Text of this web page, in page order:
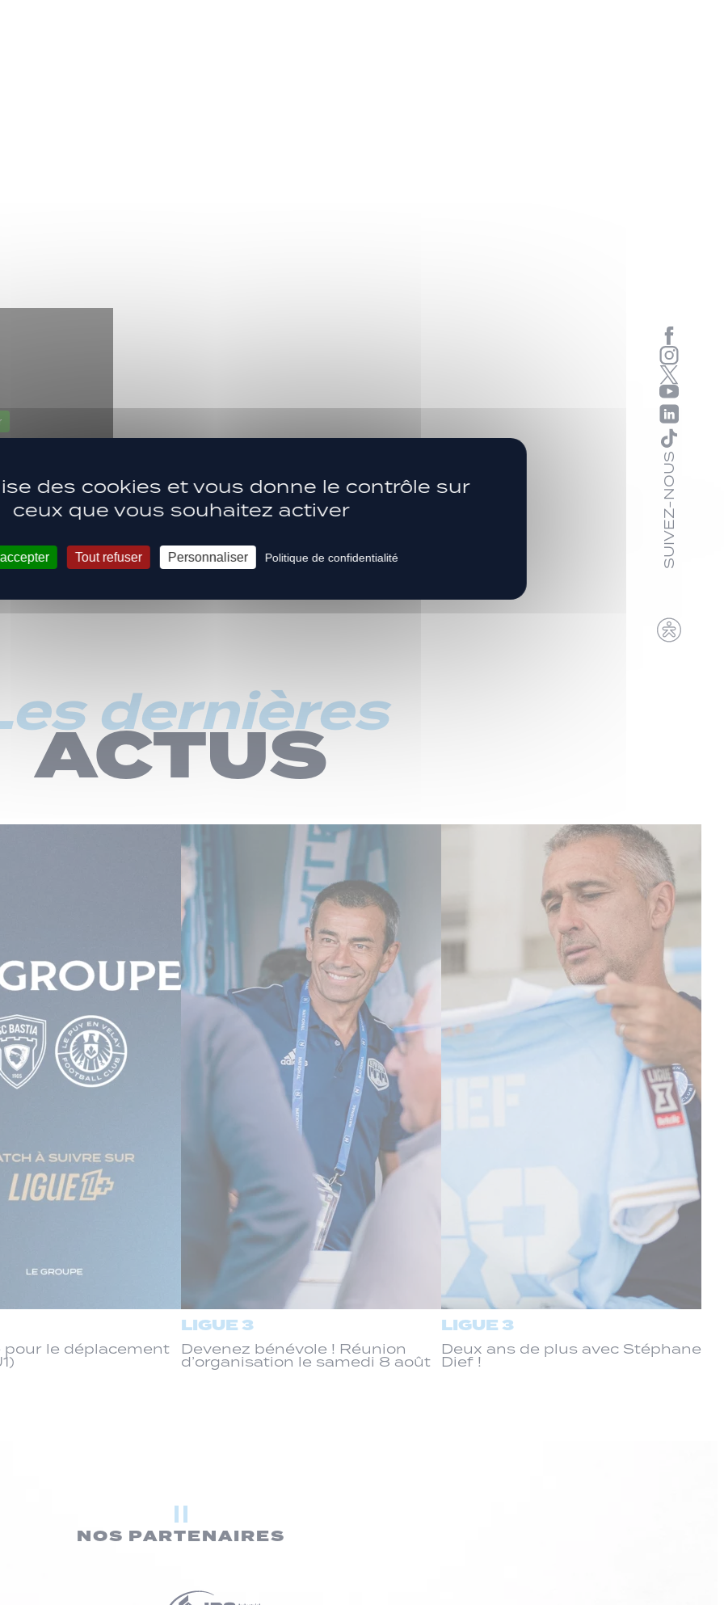
dernières
ACTUS
pour le déplacement
LIGUE 3
Devenez bénévole ! Réunion
d’organisation le samedi 8 août
LIGUE 3
Deux ans de plus avec Stéphane
Dief !
NOS PARTENAIRES
SUIVEZ-NOUS
des cookies et vous donne le contrôle sur
ceux que vous souhaitez activer
Tout refuser Personnaliser Politique de confidentialité